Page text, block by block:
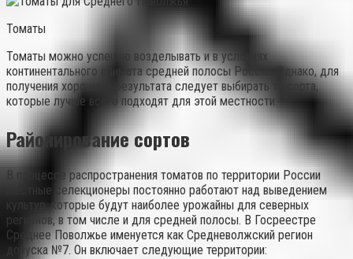
Томаты
Томаты можно успешно возделывать и в условиях
континентального климата средней полосы России. Однако, для
получения хорошего результата следует выбирать те сорта,
которые лучше всего подходят для этой местности.
Районирование сортов
В процессе распространения томатов по территории России
местные селекционеры постоянно работают над выведением
культур, которые будут наиболее урожайны для северных
регионов, в том числе и для средней полосы. В Госреестре
Среднее Поволжье именуется как Средневолжский регион
допуска №7. Он включает следующие территории: